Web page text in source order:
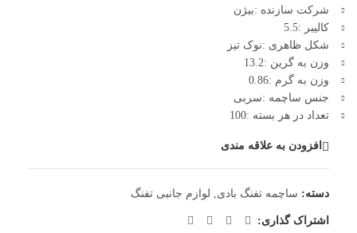
شرکت سازنده :بیژن
کالیبر :5.5
شکل ظاهری :نوک تیز
وزن به گرین :13.2
وزن به گرم :0.86
جنس ساچمه :سربی
تعداد در هر بسته :100
افزودن به علاقه مندی
دسته: ساچمه تفنگ بادی لوازم جانبی تفنگ
اشتراک گذاری: